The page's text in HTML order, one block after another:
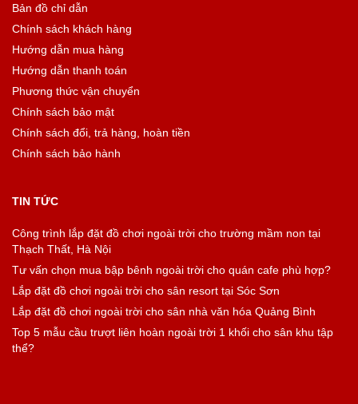
Bản đồ chỉ dẫn
Chính sách khách hàng
Hướng dẫn mua hàng
Hướng dẫn thanh toán
Phương thức vận chuyển
Chính sách bảo mật
Chính sách đổi, trả hàng, hoàn tiền
Chính sách bảo hành
TIN TỨC
Công trình lắp đặt đồ chơi ngoài trời cho trường mầm non tại
Thạch Thất, Hà Nội
Tư vấn chọn mua bập bênh ngoài trời cho quán cafe phù hợp?
Lắp đặt đồ chơi ngoài trời cho sân resort tại Sóc Sơn
Lắp đặt đồ chơi ngoài trời cho sân nhà văn hóa Quảng Bình
Top 5 mẫu cầu trượt liên hoàn ngoài trời 1 khối cho sân khu tập
thể?